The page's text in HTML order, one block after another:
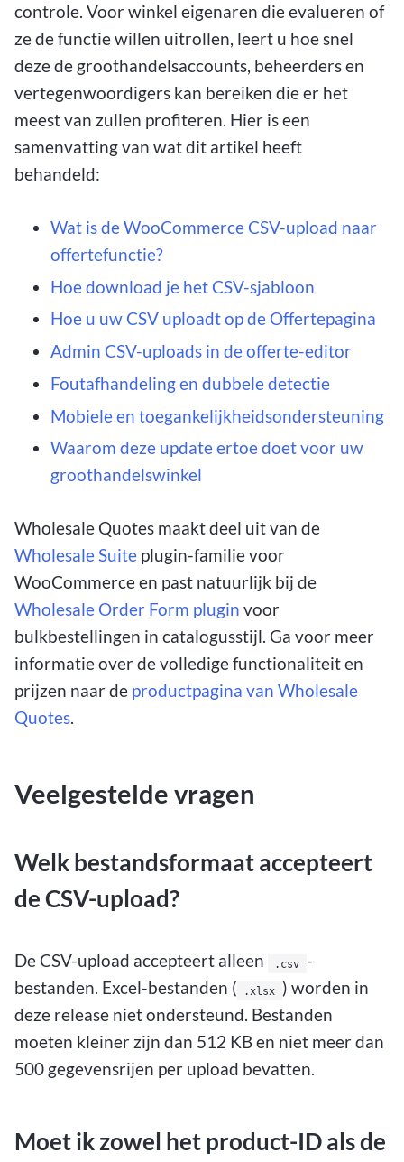
controle. Voor winkel eigenaren die evalueren of
ze de functie willen uitrollen, leert u hoe snel
deze de groothandelsaccounts, beheerders en
vertegenwoordigers kan bereiken die er het
meest van zullen profiteren. Hier is een
samenvatting van wat dit artikel heeft
behandeld:
Wat is de WooCommerce CSV-upload naar
offertefunctie?
Hoe download je het CSV-sjabloon
Hoe u uw CSV uploadt op de Offertepagina
Admin CSV-uploads in de offerte-editor
Foutafhandeling en dubbele detectie
Mobiele en toegankelijkheidsondersteuning
Waarom deze update ertoe doet voor uw
groothandelswinkel
Wholesale Quotes maakt deel uit van de
Wholesale Suite plugin-familie voor
WooCommerce en past natuurlijk bij de
Wholesale Order Form plugin voor
bulkbestellingen in catalogusstijl. Ga voor meer
informatie over de volledige functionaliteit en
prijzen naar de productpagina van Wholesale
Quotes.
Veelgestelde vragen
Welk bestandsformaat accepteert
de CSV-upload?
De CSV-upload accepteert alleen .csv
-
bestanden. Excel-bestanden (
.xlsx ) worden in
deze release niet ondersteund. Bestanden
moeten kleiner zijn dan 512 KB en niet meer dan
500 gegevensrijen per upload bevatten.
Moet ik zowel het product-ID als de